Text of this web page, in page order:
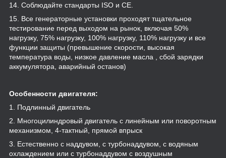
14. Соблюдайте стандарты ISO и CE.
15. Все генераторные установки проходят тщательное
тестирование перед выходом на рынок, включая 50%
нагрузку, 75% нагрузку, 100% нагрузку, 110% нагрузку и все
функции защиты (превышение скорости, высокая
температура воды, низкое давление масла , сбой зарядки
аккумулятора, аварийный останов)
Особенности двигателя:
1. Подлинный двигатель
2. Многоцилиндровый двигатель с линейным или поворотным
механизмом, 4-тактный, прямой впрыск
3. Естественно с наддувом, с турбонаддувом, с водяным
охлаждением или с турбонаддувом с воздушным